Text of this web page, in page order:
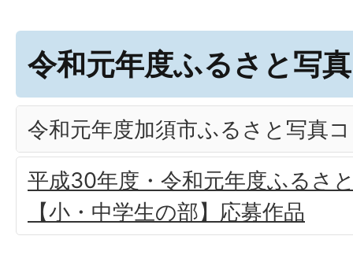
令和元年度ふるさと写
令和元年度加須市ふるさと写真
平成30年度・令和元年度ふるさ
【小・中学生の部】応募作品